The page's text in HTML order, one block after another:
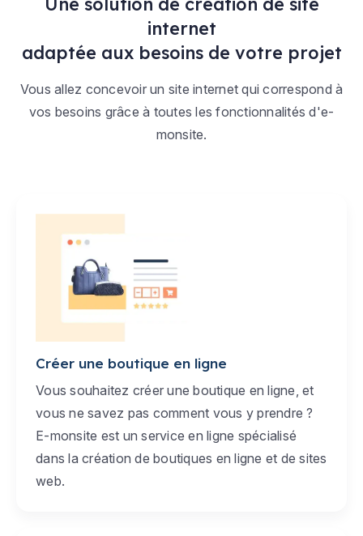
internet
adaptée aux besoins de votre projet
Vous allez concevoir un site internet qui correspond à
vos besoins grâce à toutes les fonctionnalités d'e-
monsite.
Créer une boutique en ligne
Vous souhaitez créer une boutique en ligne, et
vous ne savez pas comment vous y prendre ?
E-monsite est un service en ligne spécialisé
dans la création de boutiques en ligne et de sites
web.